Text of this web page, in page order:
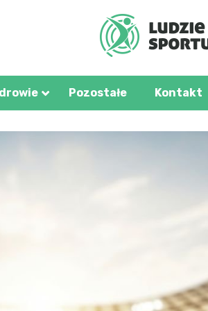
Pozostałe Kontakt